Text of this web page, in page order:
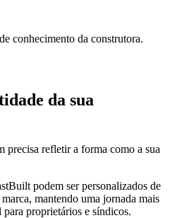
conhecimento da construtora.
da sua
precisa refletir a forma como a sua
podem ser personalizados de
mantendo uma jornada mais
proprietários e síndicos.